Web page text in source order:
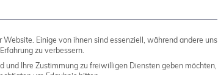
Einige von ihnen sind essenziell, während andere uns
zu verbessern.
und Ihre Zustimmung zu freiwilligen Diensten geben möchten,